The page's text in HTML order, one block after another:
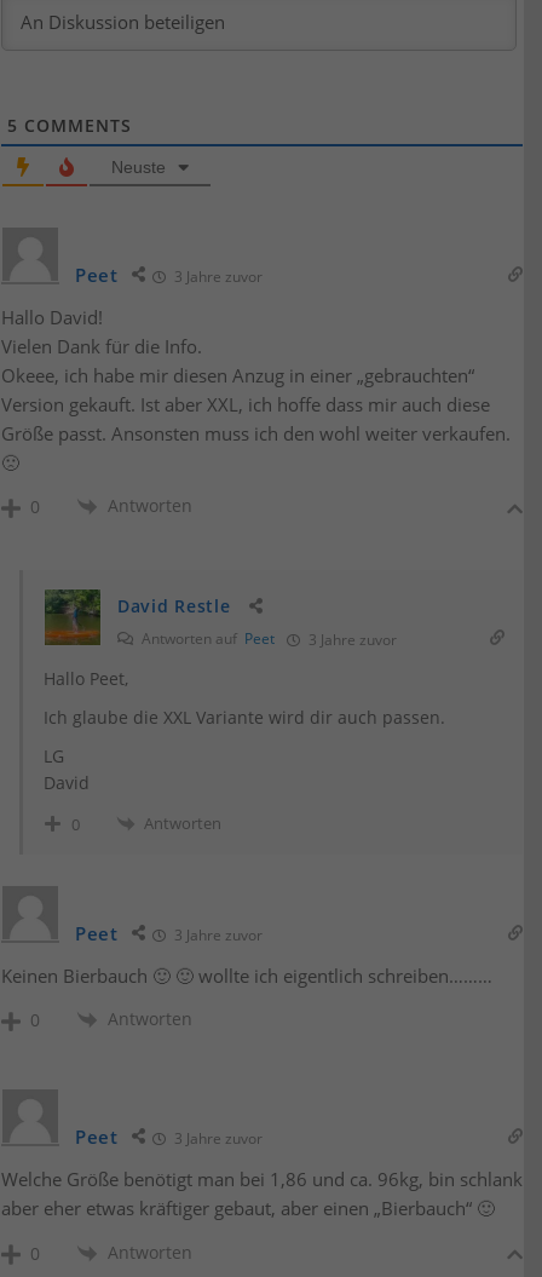
5 COMMENTS
Neuste
Peet 3 Jahre zuvor
Hallo David!
Vielen Dank für die Info.
Okeee, ich habe mir diesen Anzug in einer „gebrauchten“
Version gekauft. Ist aber XXL, ich hoffe dass mir auch diese
Größe passt. Ansonsten muss ich den wohl weiter verkaufen.
🙁
0 Antworten
David Restle
Antworten auf Peet 3 Jahre zuvor
Hallo Peet,
Ich glaube die XXL Variante wird dir auch passen.
LG
David
0 Antworten
Peet 3 Jahre zuvor
Keinen Bierbauch 🙂 🙂 wollte ich eigentlich schreiben………
0 Antworten
Peet 3 Jahre zuvor
Welche Größe benötigt man bei 1,86 und ca. 96kg, bin schlank
aber eher etwas kräftiger gebaut, aber einen „Bierbauch“ 🙂
0 Antworten